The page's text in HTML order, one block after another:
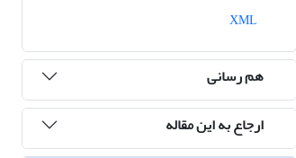
هم رسانی
ارجاع به این مقاله